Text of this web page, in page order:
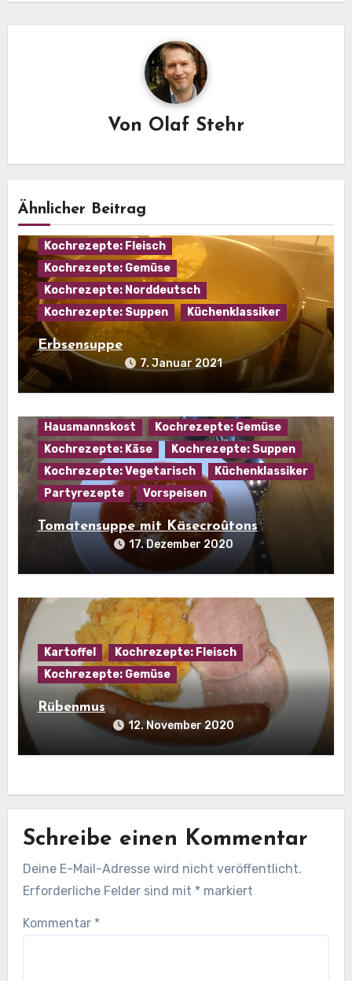
Von Olaf Stehr
Ähnlicher Beitrag
Eintopf
Hausmannskost
Kochrezepte: Fleisch
Kochrezepte: Gemüse
Kochrezepte: Norddeutsch
Kochrezepte: Suppen
Küchenklassiker
Erbsensuppe
7. Januar 2021
Hausmannskost
Kochrezepte: Gemüse
Kochrezepte: Käse
Kochrezepte: Suppen
Kochrezepte: Vegetarisch
Küchenklassiker
Partyrezepte
Vorspeisen
Tomatensuppe mit Käsecroûtons
17. Dezember 2020
Kartoffel
Kochrezepte: Fleisch
Kochrezepte: Gemüse
Rübenmus
12. November 2020
Schreibe einen Kommentar
Deine E-Mail-Adresse wird nicht veröffentlicht.
Erforderliche Felder sind mit * markiert
Kommentar *